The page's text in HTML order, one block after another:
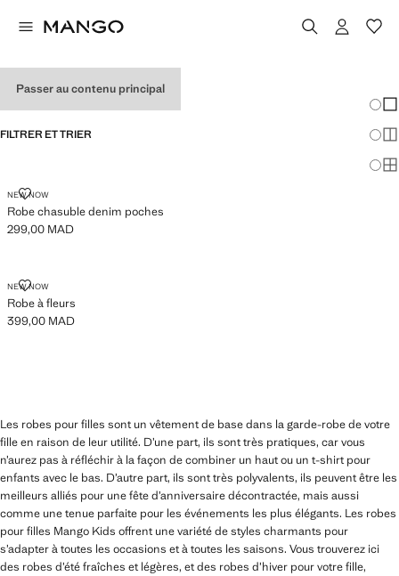
Passer au contenu principal
FILTRER ET TRIER
NEW NOW
Robe chasuble denim poches
ROBE CHASUBLE DENIM POCHES
Prix actuel [299,00 MAD ]
299,00 MAD
NEW NOW
Robe à fleurs
ROBE À FLEURS
Prix actuel [399,00 MAD ]
399,00 MAD
Les robes pour filles sont un vêtement de base dans la garde-robe de votre
fille en raison de leur utilité. D’une part, ils sont très pratiques, car vous
n’aurez pas à réfléchir à la façon de combiner un haut ou un t-shirt pour
enfants avec le bas. D’autre part, ils sont très polyvalents, ils peuvent être les
meilleurs alliés pour une fête d’anniversaire décontractée, mais aussi
comme une tenue parfaite pour les événements les plus élégants. Les robes
pour filles Mango Kids offrent une variété de styles charmants pour
s’adapter à toutes les occasions et à toutes les saisons. Vous trouverez ici
des robes d’été fraîches et légères, et des robes d’hiver pour votre fille,